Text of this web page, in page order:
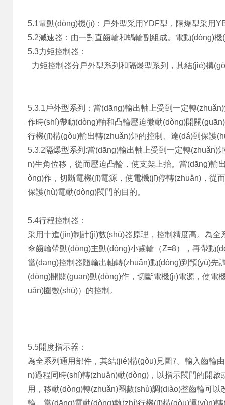
5.1電動(dòng)機(jī)：戶外型采用YDF型，隔爆型采
5.2減速器：由一對直齒輪和蝸輪副組成。電動(dòng)
5.3力矩控制器：
力矩控制器分戶外型系列和隔爆型系列，其結(jié)構
5.3.1戶外型系列：當(dāng)輸出軸上受到一定轉(zhuǎn)矩
作時(shí)帶動(dòng)軸和凸輪壓迫微動(dòng)開關
行機(jī)構(gòu)輸出轉(zhuǎn)矩的控制、達(dá)到保護(hù)
5.3.2隔爆型系列:當(dāng)輸出軸上受到一定轉(zhuǎn)
n)生角位移，從而壓迫凸輪，使支架上抬。當
òng)作，切斷電機(jī)電源，使電機(jī)停轉(zhuǎn)，從
保護(hù)電動(dòng)閥門的目的。
5.4行程控制器：
采用十進(jìn)制計(jì)數(shù)器原理，控制精度高。為全系
傘齒輪帶動(dòng)主動(dòng)小齒輪（Z=8），再帶動
當(dāng)控制器隨輸出軸轉(zhuǎn)動(dòng)到預(yù)先
(dòng)開關(guān)動(dòng)作，切斷電機(jī)電源，使
uǎn)圈數(shù)）的控制。
5.5開度指示器：
為全系列通用部件，其結(jié)構(gòu)見圖7。輸入齒
n)過程同時(shí)轉(zhuǎn)動(dòng)，以指示閥門的開
用，移動(dòng)轉(zhuǎn)圈數(shù)調(diào)整齒輪可
輪，當(dāng)電動(dòng)執(zhí)行機(jī)構(gòu)運(yùn)轉